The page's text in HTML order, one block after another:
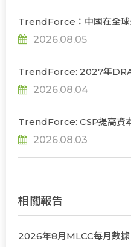
TrendForce：中國在全球
56%，若受禁令限制短期供
2026.08.05
TrendForce: 2027年
估下調Rubin Ultra HBM配
2026.08.04
TrendForce: CSP提高資
server出貨年增上看31%
2026.08.03
相關報告
2026年8月MLCC每月數據